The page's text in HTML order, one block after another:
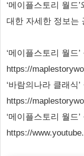
‘메이플스토리 월드
대한 자세한 정보는
‘메이플스토리 월드
https://
‘바람의나라 클래식
https://
‘메이플스토리 월드
https://